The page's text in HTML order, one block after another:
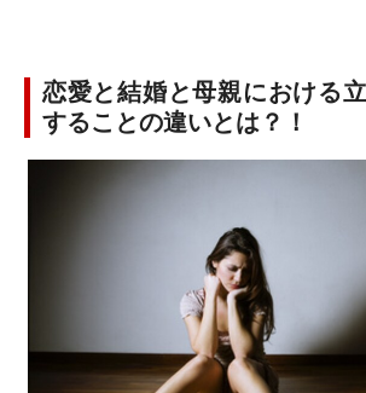
恋愛と結婚と母親における
することの違いとは？！